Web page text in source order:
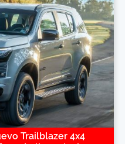
Trailblazer 4x4